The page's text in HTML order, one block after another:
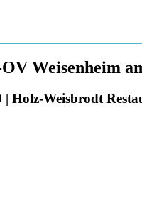
Weisenheim
| Holz-Weisbrodt